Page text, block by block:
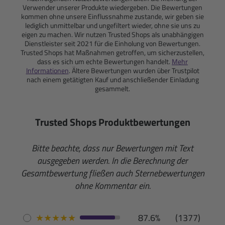
Verwender unserer Produkte wiedergeben. Die Bewertungen
kommen ohne unsere Einflussnahme zustande, wir geben sie
lediglich unmittelbar und ungefiltert wieder, ohne sie uns zu
eigen zu machen. Wir nutzen Trusted Shops als unabhängigen
Dienstleister seit 2021 für die Einholung von Bewertungen.
Trusted Shops hat Maßnahmen getroffen, um sicherzustellen,
dass es sich um echte Bewertungen handelt. Mehr
Informationen. Ältere Bewertungen wurden über Trustpilot
nach einem getätigten Kauf und anschließender Einladung
gesammelt.
Trusted Shops Produktbewertungen
Bitte beachte, dass nur Bewertungen mit Text
ausgegeben werden. In die Berechnung der
Gesamtbewertung fließen auch Sternebewertungen
ohne Kommentar ein.
★★★★★ 87.6%
(1377)